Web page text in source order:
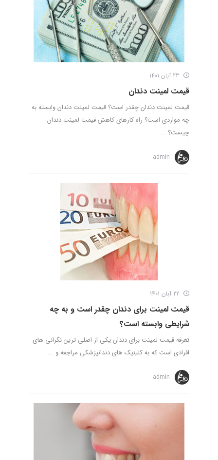
قیمت لمینت دندان
قیمت لمینت دندان چقدر است؟ قیمت لمینت دندان وابسته به
چه مواردی است؟ راه کارهای کاهش قیمت لمینت دندان
چیست؟ ...
admin
قیمت لمینت برای دندان چقدر است و به چه
شرایطی وابسته است؟
تعرفه قیمت لمینت برای دندان یکی از اصلی ترین نگرانی های
افرادی است که به کلینیک های دندانپزشکی مراجعه و ...
admin